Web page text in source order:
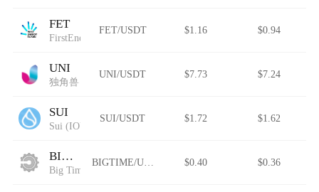
FET
FirstEnergy Token
FET/USDT $1.16 $0.94
UNI
独角兽
UNI/USDT $7.73 $7.24
SUI
Sui (IOU)
SUI/USDT $1.72 $1.62
BIGTIME
Big Time
BIGTIME/USDT $0.40 $0.36